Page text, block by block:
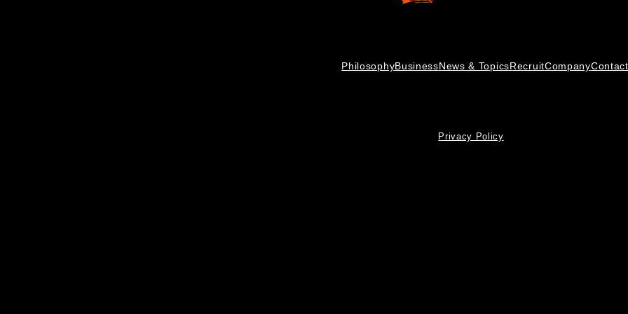
PhilosophyBusinessNews & TopicsRecruitCompanyContact
Privacy Policy